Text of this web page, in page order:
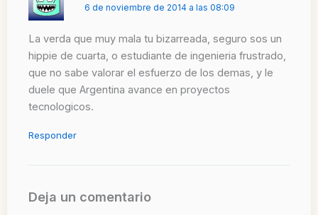
6 de noviembre de 2014 a las 08:09
La verda que muy mala tu bizarreada, seguro sos un
hippie de cuarta, o estudiante de ingenieria frustrado,
que no sabe valorar el esfuerzo de los demas, y le
duele que Argentina avance en proyectos
tecnologicos.
Responder
Deja un comentario